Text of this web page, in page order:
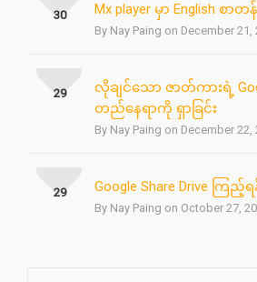
Mx player မှာ English စာတ
By Nay Paing on December 21,
30
လိုချင်သော ဇာတ်ကားရဲ့
တည်နေရာကို ရှာခြင်း
By Nay Paing on December 22,
29
Google Share Drive ကြည့်ရ
By Nay Paing on October 27,
29